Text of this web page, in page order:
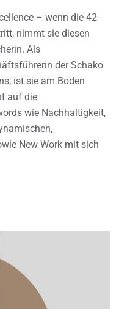
– wenn die 42-
nimmt sie diesen
Als
der Schako
ist sie am Boden
auf die
wie Nachhaltigkeit,
New Work mit sich